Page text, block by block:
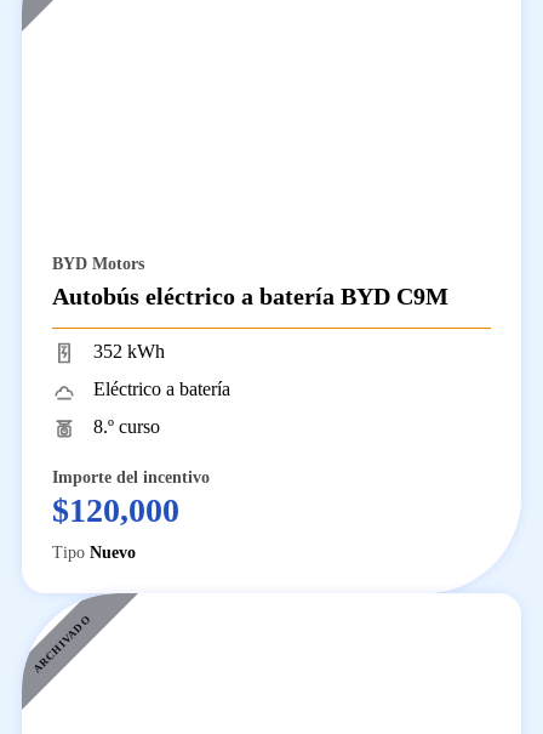
BYD Motors
Autobús eléctrico a batería BYD C9M
352 kWh
Eléctrico a batería
8.º curso
Importe del incentivo
$120,000
Tipo Nuevo
ARCHIVADO